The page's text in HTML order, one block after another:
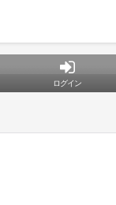
ログイン